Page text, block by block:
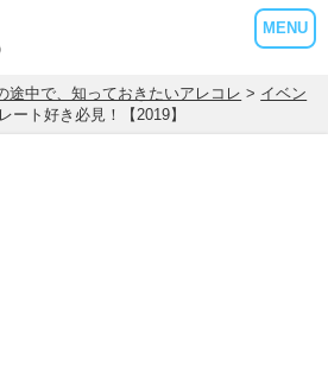
MENU
途中で、知っておきたいアレコレ > イベン
ート好き必見！【2019】